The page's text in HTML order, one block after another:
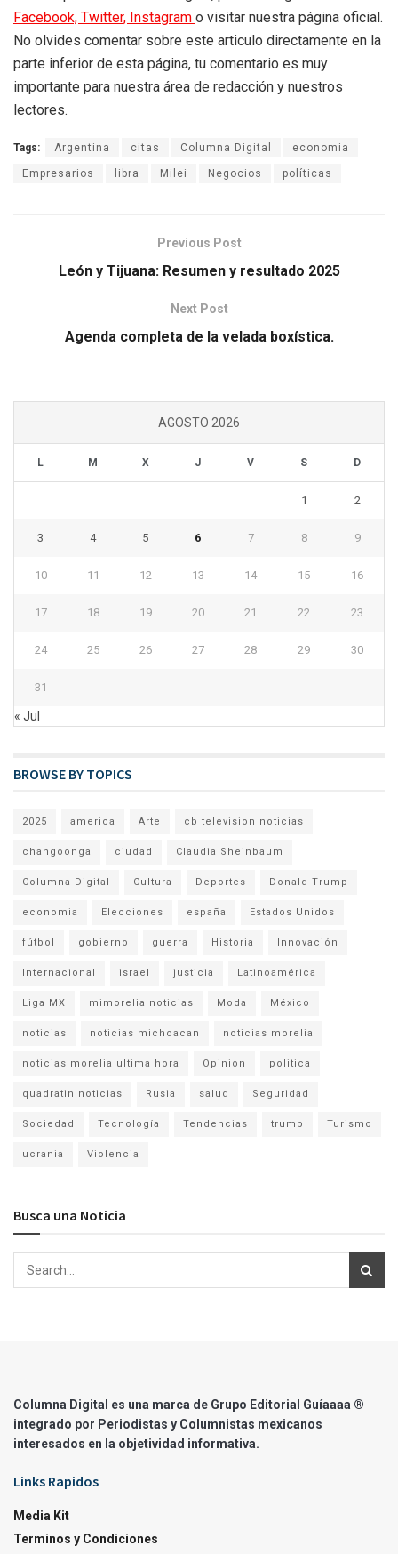
Facebook, Twitter, Instagram o visitar nuestra página oficial.
No olvides comentar sobre este articulo directamente en la
parte inferior de esta página, tu comentario es muy
importante para nuestra área de redacción y nuestros
lectores.
Tags: Argentina citas Columna Digital economia
Empresarios libra Milei Negocios políticas
Previous Post
León y Tijuana: Resumen y resultado 2025
Next Post
Agenda completa de la velada boxística.
AGOSTO 2026
L M X J V S D
1 2
3 4 5 6 7 8 9
10 11 12 13 14 15 16
17 18 19 20 21 22 23
24 25 26 27 28 29 30
31
« Jul
BROWSE BY TOPICS
2025 america Arte cb television noticias
changoonga ciudad Claudia Sheinbaum
Columna Digital Cultura Deportes Donald Trump
economia Elecciones españa Estados Unidos
fútbol gobierno guerra Historia Innovación
Internacional israel justicia Latinoamérica
Liga MX mimorelia noticias Moda México
noticias noticias michoacan noticias morelia
noticias morelia ultima hora Opinion politica
quadratin noticias Rusia salud Seguridad
Sociedad Tecnología Tendencias trump Turismo
ucrania Violencia
Busca una Noticia
Columna Digital es una marca de Grupo Editorial Guíaaaa ®
integrado por Periodistas y Columnistas mexicanos
interesados en la objetividad informativa.
Links Rapidos
Media Kit
Terminos y Condiciones